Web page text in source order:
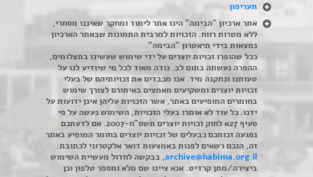
תעריפון
אתר ארכיון "הבימה" הינו אתר לימוד ומחקר שאיננו מסחרי,
ללא מטרות רווח. הזכויות למרבית התמונות שבאתר הארכיון
נמצאות בידי תיאטרון "הבימה".
ככל שהופרו זכויות יוצרים על ידי שימוש שעשינו בתצלומים,
ההפרה נעשתה בתום לב. נודה מאוד לכל מי שיודיע לנו על
טעותנו ונתקנה מיד. אנו מכבדים את זכויותיהם של בעלי
זכויות יוצרים ומשקיעים מאמצים באיתורם לצורך שימוש
בחומרים המופיעים באתר, אשר הזכויות עליהן אינן ידועות על
ידנו. כל עוד לא אותרו בעלי הזכויות, השימוש נעשה על פי
סעיף 27א לחוק זכויות יוצרים תשס"ח-2007. אם לדעתכם
נפגעה זכותכם כבעלים של זכויות יוצרים בחומר המופיע באתר
זה, הנכם רשאים לפנות באמצעות דואר אלקטרוני לכתובת:
archive@habima.org.il, בבקשה לחדול מעשיית השימוש
ביצירה/מתן קרדיט. אנא ציינו שם מלא ומספר טלפון וכן